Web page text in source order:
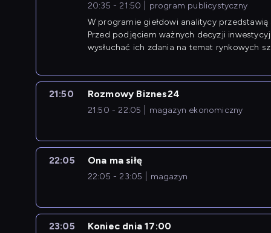
20:35 - 21:50
program publicystyczny
W programie giełdowi analitycy
Przed podjęciem ważnych decyzji
wysłuchać ich zdania na temat rynkowych
21:50 Rozmowy Biznes24
21:50 - 22:05 magazyn ekonomiczny
22:05 Ona ma siłę
22:05 - 23:05 magazyn
23:05 Koniec dnia 17:00